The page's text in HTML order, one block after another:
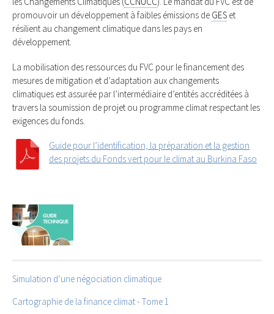
promouvoir un développement à faibles émissions de GES et
résilient au changement climatique dans les pays en
développement.
La mobilisation des ressources du FVC pour le financement des
mesures de mitigation et d’adaptation aux changements
climatiques est assurée par l’intermédiaire d’entités accréditées à
travers la soumission de projet ou programme climat respectant les
exigences du fonds.
Guide pour l’identification, la préparation et la gestion
des projets du Fonds vert pour le climat au Burkina Faso
Simulation d’une négociation climatique
Cartographie de la finance climat - Tome 1